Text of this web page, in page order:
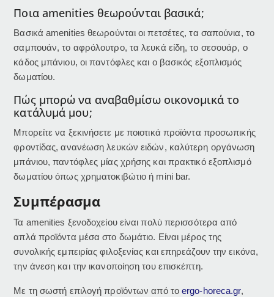
Ποια amenities θεωρούνται βασικά;
Βασικά amenities θεωρούνται οι πετσέτες, τα σαπούνια, το
σαμπουάν, το αφρόλουτρο, τα λευκά είδη, το σεσουάρ, ο
κάδος μπάνιου, οι παντόφλες και ο βασικός εξοπλισμός
δωματίου.
Πώς μπορώ να αναβαθμίσω οικονομικά το
κατάλυμά μου;
Μπορείτε να ξεκινήσετε με ποιοτικά προϊόντα προσωπικής
φροντίδας, ανανέωση λευκών ειδών, καλύτερη οργάνωση
μπάνιου, παντόφλες μίας χρήσης και πρακτικό εξοπλισμό
δωματίου όπως χρηματοκιβώτιο ή mini bar.
Συμπέρασμα
Τα amenities ξενοδοχείου είναι πολύ περισσότερα από
απλά προϊόντα μέσα στο δωμάτιο. Είναι μέρος της
συνολικής εμπειρίας φιλοξενίας και επηρεάζουν την εικόνα,
την άνεση και την ικανοποίηση του επισκέπτη.
Με τη σωστή επιλογή προϊόντων από τοergo-horeca.gr,